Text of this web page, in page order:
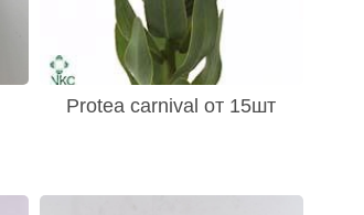
Protea carnival от 15шт